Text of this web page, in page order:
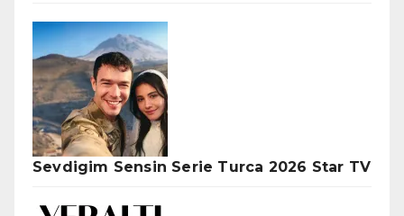
Sevdigim Sensin Serie Turca 2026 Star TV